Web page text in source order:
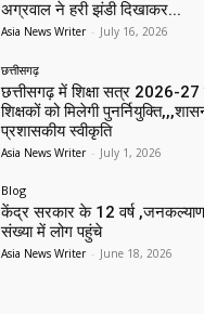
अग्रवाल ने हरी झंडी दिखाकर...
Asia News Writer - July 16, 2026
छत्तीसगढ़
छत्तीसगढ़ में शिक्षा सत्र 2026-
शिक्षकों को मिलेगी
प्रशासकीय स्वीकृति
Asia News Writer - July 1, 2026
Blog
केंद्र सरकार के 12 वर्ष ,जनकल्याण
संख्या में लोग पहुंचे
Asia News Writer - June 18, 2026